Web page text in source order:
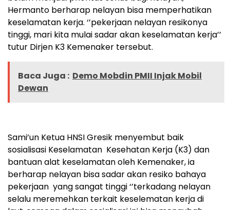
Hermanto berharap nelayan bisa memperhatikan
keselamatan kerja. ‘’pekerjaan nelayan resikonya
tinggi, mari kita mulai sadar akan keselamatan kerja’’
tutur Dirjen K3 Kemenaker tersebut.
Baca Juga : Demo Mobdin PMII Injak Mobil
Dewan
Sami’un Ketua HNSI Gresik menyembut baik
sosialisasi Keselamatan Kesehatan Kerja (K3) dan
bantuan alat keselamatan oleh Kemenaker, ia
berharap nelayan bisa sadar akan resiko bahaya
pekerjaan yang sangat tinggi ‘’terkadang nelayan
selalu meremehkan terkait keselematan kerja di